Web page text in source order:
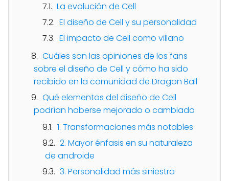
La evolución de Cell
El diseño de Cell y su personalidad
El impacto de Cell como villano
Cuáles son las opiniones de los fans
sobre el diseño de Cell y cómo ha sido
recibido en la comunidad de Dragon Ball
Qué elementos del diseño de Cell
podrían haberse mejorado o cambiado
1. Transformaciones más notables
2. Mayor énfasis en su naturaleza
de androide
3. Personalidad más siniestra